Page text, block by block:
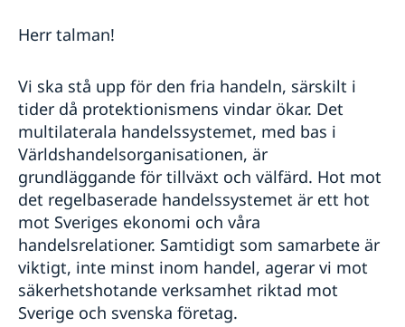
Herr talman!
Vi ska stå upp för den fria handeln, särskilt i
tider då protektionismens vindar ökar. Det
multilaterala handelssystemet, med bas i
Världshandelsorganisationen, är
grundläggande för tillväxt och välfärd. Hot mot
det regelbaserade handelssystemet är ett hot
mot Sveriges ekonomi och våra
handelsrelationer. Samtidigt som samarbete är
viktigt, inte minst inom handel, agerar vi mot
säkerhetshotande verksamhet riktad mot
Sverige och svenska företag.